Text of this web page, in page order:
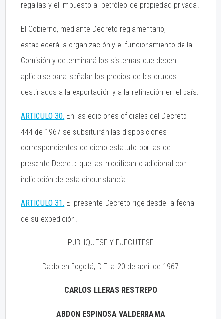
regalías y el impuesto al petróleo de propiedad privada.
El Gobierno, mediante Decreto reglamentario,
establecerá la organización y el funcionamiento de la
Comisión y determinará los sistemas que deben
aplicarse para señalar los precios de los crudos
destinados a la exportación y a la refinación en el país.
ARTICULO 30. En las ediciones oficiales del Decreto
444 de 1967 se subsituirán las disposiciones
correspondientes de dicho estatuto por las del
presente Decreto que las modifican o adicional con
indicación de esta circunstancia.
ARTICULO 31. El presente Decreto rige desde la fecha
de su expedición.
PUBLIQUESE Y EJECUTESE
Dado en Bogotá, D.E. a 20 de abril de 1967
CARLOS LLERAS RESTREPO
ABDON ESPINOSA VALDERRAMA